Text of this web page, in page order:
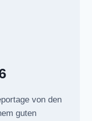
von den
guten